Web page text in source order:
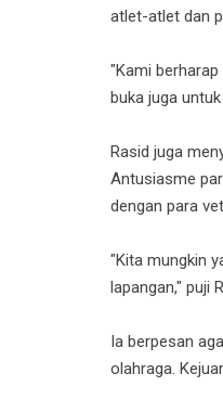
atlet-atlet dan
"Kami
buka juga
Rasid juga
Antusiasme
dengan para
"Kita mungkin
lapangan," puji
Ia berpesan
olahraga.